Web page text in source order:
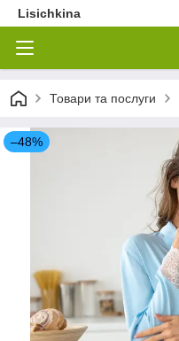
Lisichkina
Товари та послуги
–48%